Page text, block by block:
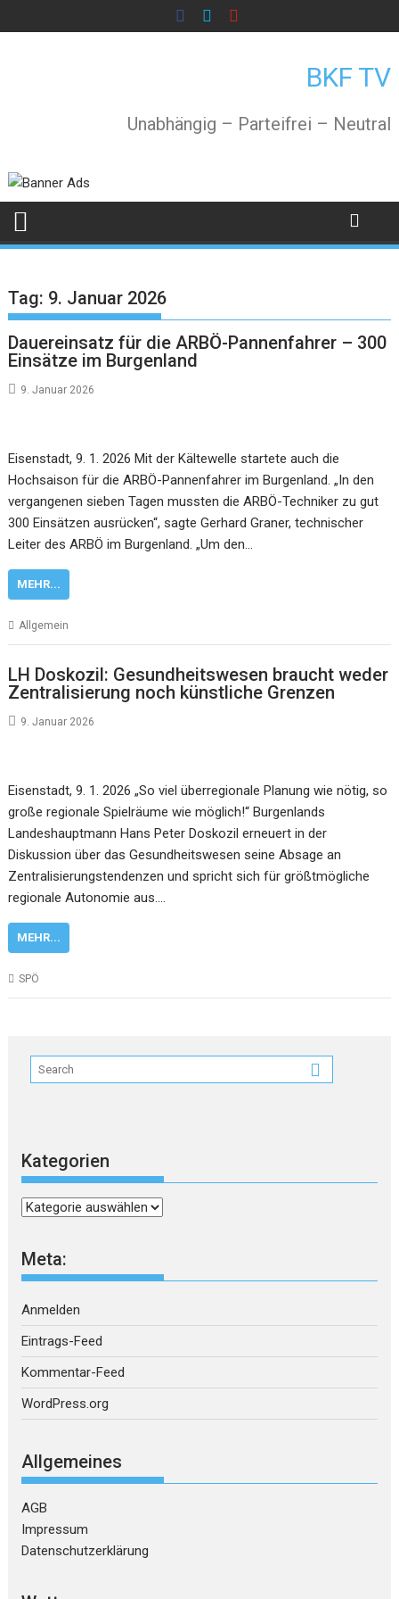
to
BKF TV
Unabhängig – Parteifrei – Neutral
Tag: 9. Januar 2026
Dauereinsatz für die ARBÖ-Pannenfahrer – 300
Einsätze im Burgenland
9. Januar 2026
Eisenstadt, 9. 1. 2026 Mit der Kältewelle startete auch die
Hochsaison für die ARBÖ-Pannenfahrer im Burgenland. „In den
vergangenen sieben Tagen mussten die ARBÖ-Techniker zu gut
300 Einsätzen ausrücken“, sagte Gerhard Graner, technischer
Leiter des ARBÖ im Burgenland. „Um den…
MEHR...
Allgemein
LH Doskozil: Gesundheitswesen braucht weder
Zentralisierung noch künstliche Grenzen
9. Januar 2026
Eisenstadt, 9. 1. 2026 „So viel überregionale Planung wie nötig, so
große regionale Spielräume wie möglich!“ Burgenlands
Landeshauptmann Hans Peter Doskozil erneuert in der
Diskussion über das Gesundheitswesen seine Absage an
Zentralisierungstendenzen und spricht sich für größtmögliche
regionale Autonomie aus.…
MEHR...
SPÖ
Kategorien
Kategorien
Meta:
Anmelden
Eintrags-Feed
Kommentar-Feed
WordPress.org
Allgemeines
AGB
Impressum
Datenschutzerklärung